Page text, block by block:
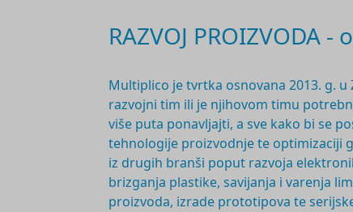
RAZVOJ PROIZVODA
Multiplico je tvrtka osnovana 2013. g. u
razvojni tim ili je njihovom timu
više puta ponavljajti, a sve kako bi se
tehnologije proizvodnje te optimizaciji
iz drugih branši poput razvoja
brizganja plastike, savijanja i varenja
proizvoda, izrade prototipova te